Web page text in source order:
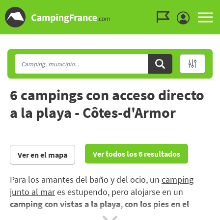
6 campings con acceso directo
a la playa - Côtes-d'Armor
Ver en el mapa Ver todos los 6 resultados
Para los amantes del baño y del ocio, un camping
junto al mares estupendo, pero alojarse en un
camping con vistas a la playa, con los pies en el
, no tiene precio: ¡todas las ventajas de la playa